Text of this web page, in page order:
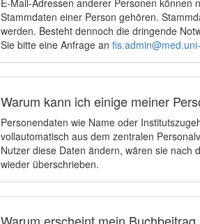
E-Mail-Adressen anderer Personen können
Stammdaten einer Person gehören.
werden. Besteht dennoch die dringende
Sie bitte eine Anfrage an
Warum kann ich einige meiner
Personendaten wie Name oder
vollautomatisch aus dem zentralen
Nutzer diese Daten ändern, wären sie
wieder überschrieben.